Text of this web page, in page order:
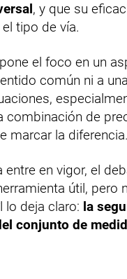
, y que su
tipo de vía.
el foco en un
común ni a
combinación de
marcar la diferencia.
en vigor, el
útil, pero
lo deja claro: la
conjunto de